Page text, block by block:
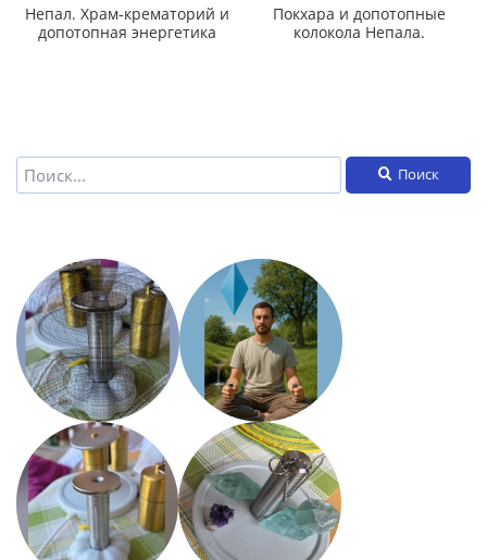
Непал. Храм-крематорий и
допотопная энергетика
Покхара и допотопные
колокола Непала.
Поиск